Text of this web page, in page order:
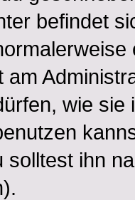
befindet
am
wie
solltest ihn